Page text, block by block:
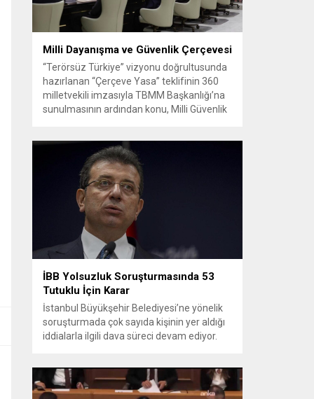
Milli Dayanışma ve Güvenlik Çerçevesi
“Terörsüz Türkiye” vizyonu doğrultusunda
hazırlanan “Çerçeve Yasa” teklifinin 360
milletvekili imzasıyla TBMM Başkanlığı’na
sunulmasının ardından konu, Milli Güvenlik
maddelik bildiri, ülke güvenliği ve bölgesel
gelişmelere dair değerlendirmeleri
içermektedir. Yaklaşık 2 saat 15 dakika
süren oturumun sonuç metninde; terörle
mücadele, bölgesel istikrar,...
İBB Yolsuzluk Soruşturmasında 53
Tutuklu İçin Karar
İstanbul Büyükşehir Belediyesi’ne yönelik
soruşturmada çok sayıda kişinin yer aldığı
iddialarla ilgili dava süreci devam ediyor.
değerlendirdi. İnceleme sonucunda,
aralarında Ekrem İmamoğlu’nun da